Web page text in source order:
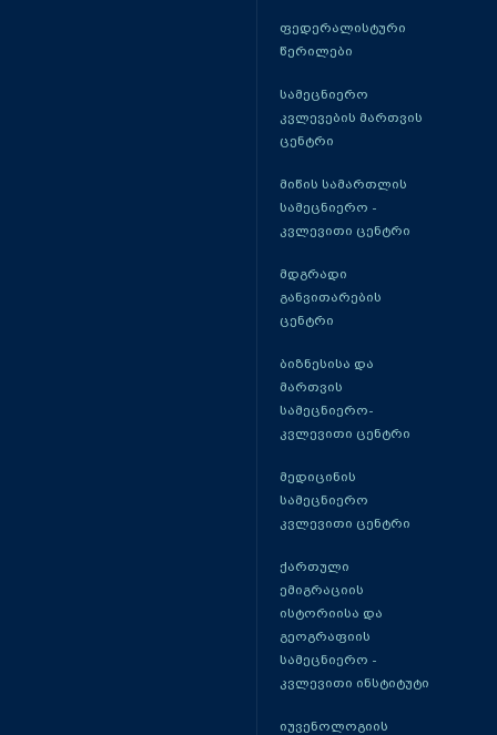
ფედერალისტური
წერილები
სამეცნიერო
კვლევების მართვის
ცენტრი
მიწის სამართლის
სამეცნიერო -
კვლევითი ცენტრი
მდგრადი
განვითარების
ცენტრი
ბიზნესისა და
მართვის
სამეცნიერო-
კვლევითი ცენტრი
მედიცინის
სამეცნიერო
კვლევითი ცენტრი
ქართული
ემიგრაციის
ისტორიისა და
გეოგრაფიის
სამეცნიერო -
კვლევითი ინსტიტუტი
იუვენოლოგიის